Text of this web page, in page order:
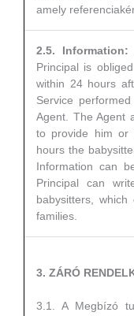
amely
2.5. Information:
Principal is
within 24 hours
Service
Agent. The Agent
to provide him or
hours the
Information can
Principal can
babysitters,
families.
3. ZÁRÓ
3.1. A Megbízó